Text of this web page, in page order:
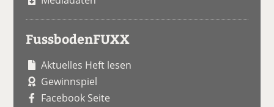
FussbodenFUXX
Aktuelles Heft lesen
Gewinnspiel
Facebook Seite